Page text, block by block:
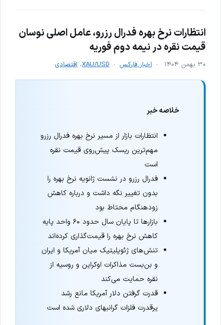
انتظارات نرخ بهره فدرال رزرو، عامل اصلی نوسان
قیمت نقره در نیمه دوم فوریه
۳۰ بهمن ۱۴۰۴ اخبار فارکس XAU/USD، اقتصادی
خلاصه خبر
انتظارات بازار از مسیر نرخ بهره فدرال رزرو
مهم‌ترین ریسک پیش‌روی قیمت نقره
است
فدرال رزرو در نشست ژانویه نرخ بهره را
بدون تغییر نگه داشت و درباره کاهش
زودهنگام محتاط بود
بازارها تا پایان سال حدود ۶۰ واحد پایه
کاهش نرخ بهره را قیمت‌گذاری کرده‌اند
تنش‌های ژئوپلیتیک میان آمریکا و ایران
و بن‌بست مذاکرات اوکراین و روسیه از
نقره حمایت می‌کند
قدرت گرفتن دلار آمریکا مانع رشد
پرقدرت فلزات گرانبهای دلاری شده است